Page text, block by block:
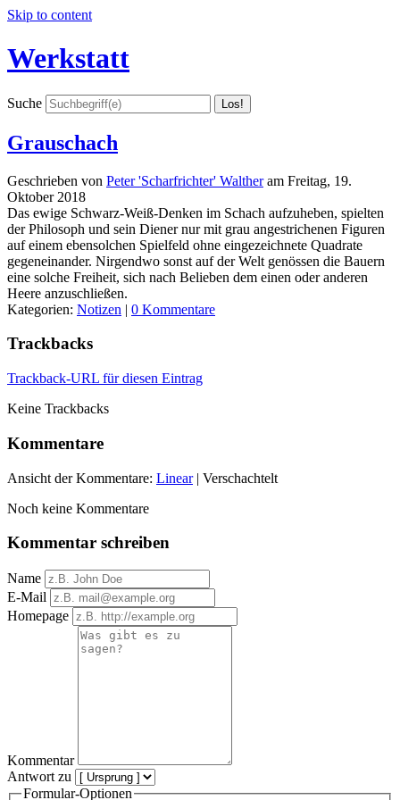
Skip to content
Werkstatt
Suche
Grauschach
Geschrieben von Peter 'Scharfrichter' Waltheram Freitag, 19.
Oktober 2018
Das ewige Schwarz-Weiß-Denken im Schach aufzuheben, spielten
der Philosoph und sein Diener nur mit grau angestrichenen Figuren
auf einem ebensolchen Spielfeld ohne eingezeichnete Quadrate
gegeneinander. Nirgendwo sonst auf der Welt genössen die Bauern
eine solche Freiheit, sich nach Belieben dem einen oder anderen
Heere anzuschließen.
Kategorien: Notizen | 0 Kommentare
Trackbacks
Trackback-URL für diesen Eintrag
Keine Trackbacks
Kommentare
Ansicht der Kommentare: Linear| Verschachtelt
Noch keine Kommentare
Kommentar schreiben
Name
E-Mail
Homepage
Kommentar
Antwort zu
Formular-Optionen